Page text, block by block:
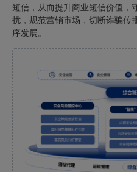
短信，从而提升商业短信价值，
扰，规范营销市场，切断诈骗传
序发展。